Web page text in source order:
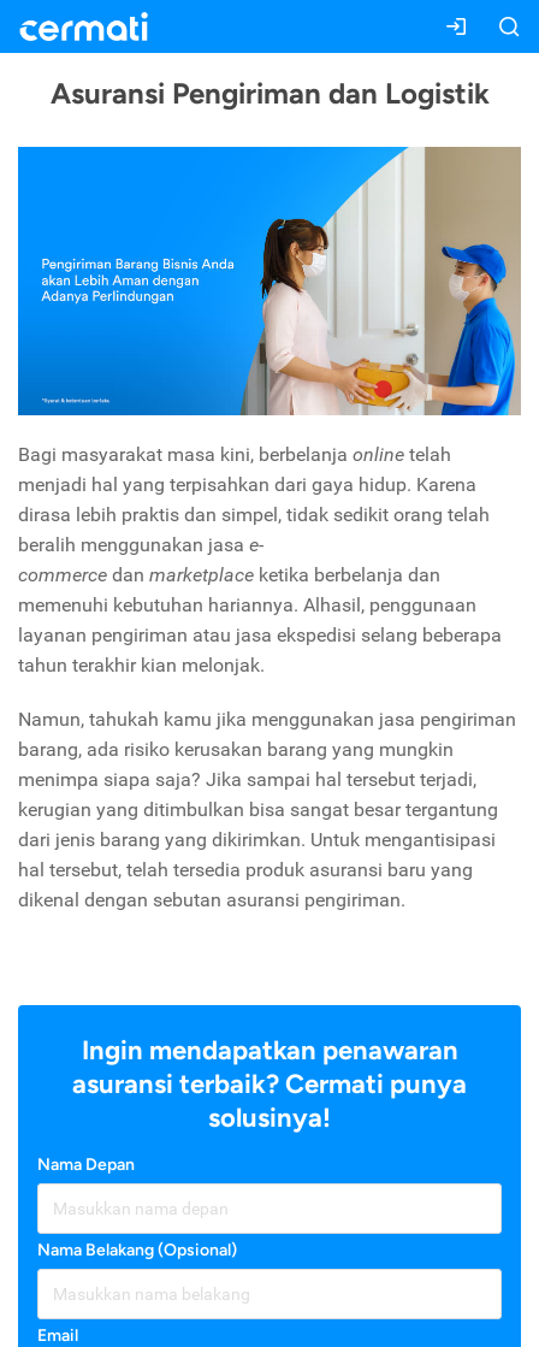
Asuransi Pengiriman dan Logistik
Bagi masyarakat masa kini, berbelanja online telah
menjadi hal yang terpisahkan dari gaya hidup. Karena
dirasa lebih praktis dan simpel, tidak sedikit orang telah
beralih menggunakan jasa e-
commerce dan marketplace ketika berbelanja dan
memenuhi kebutuhan hariannya. Alhasil, penggunaan
layanan pengiriman atau jasa ekspedisi selang beberapa
tahun terakhir kian melonjak.
Namun, tahukah kamu jika menggunakan jasa pengiriman
barang, ada risiko kerusakan barang yang mungkin
menimpa siapa saja? Jika sampai hal tersebut terjadi,
kerugian yang ditimbulkan bisa sangat besar tergantung
dari jenis barang yang dikirimkan. Untuk mengantisipasi
hal tersebut, telah tersedia produk asuransi baru yang
dikenal dengan sebutan asuransi pengiriman.
Ingin mendapatkan penawaran
asuransi terbaik? Cermati punya
solusinya!
Nama Depan
Nama Belakang (Opsional)
Email